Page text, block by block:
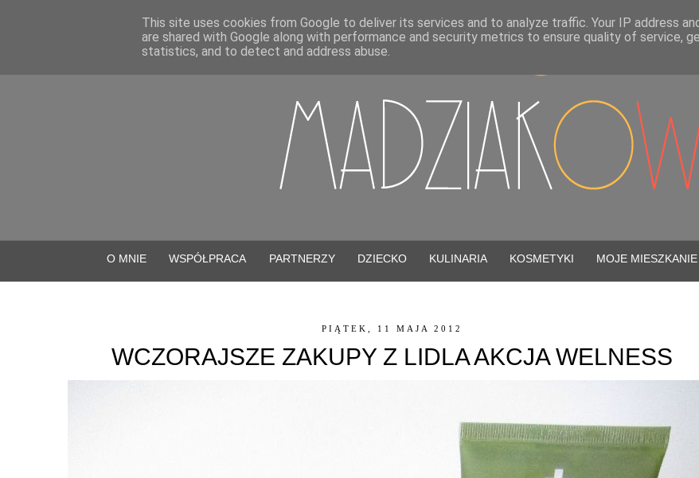
O MNIE WSPÓŁPRACA PARTNERZY DZIECKO KULINARIA KOSMETYKI MOJE MIESZKANIE
PIĄTEK, 11 MAJA 2012
WCZORAJSZE ZAKUPY Z LIDLA AKCJA WELNESS
This site uses cookies from Google to deliver its services and to analyze traffic. Your IP address
are shared with Google along with performance and security metrics to ensure quality of service,
statistics, and to detect and address abuse.